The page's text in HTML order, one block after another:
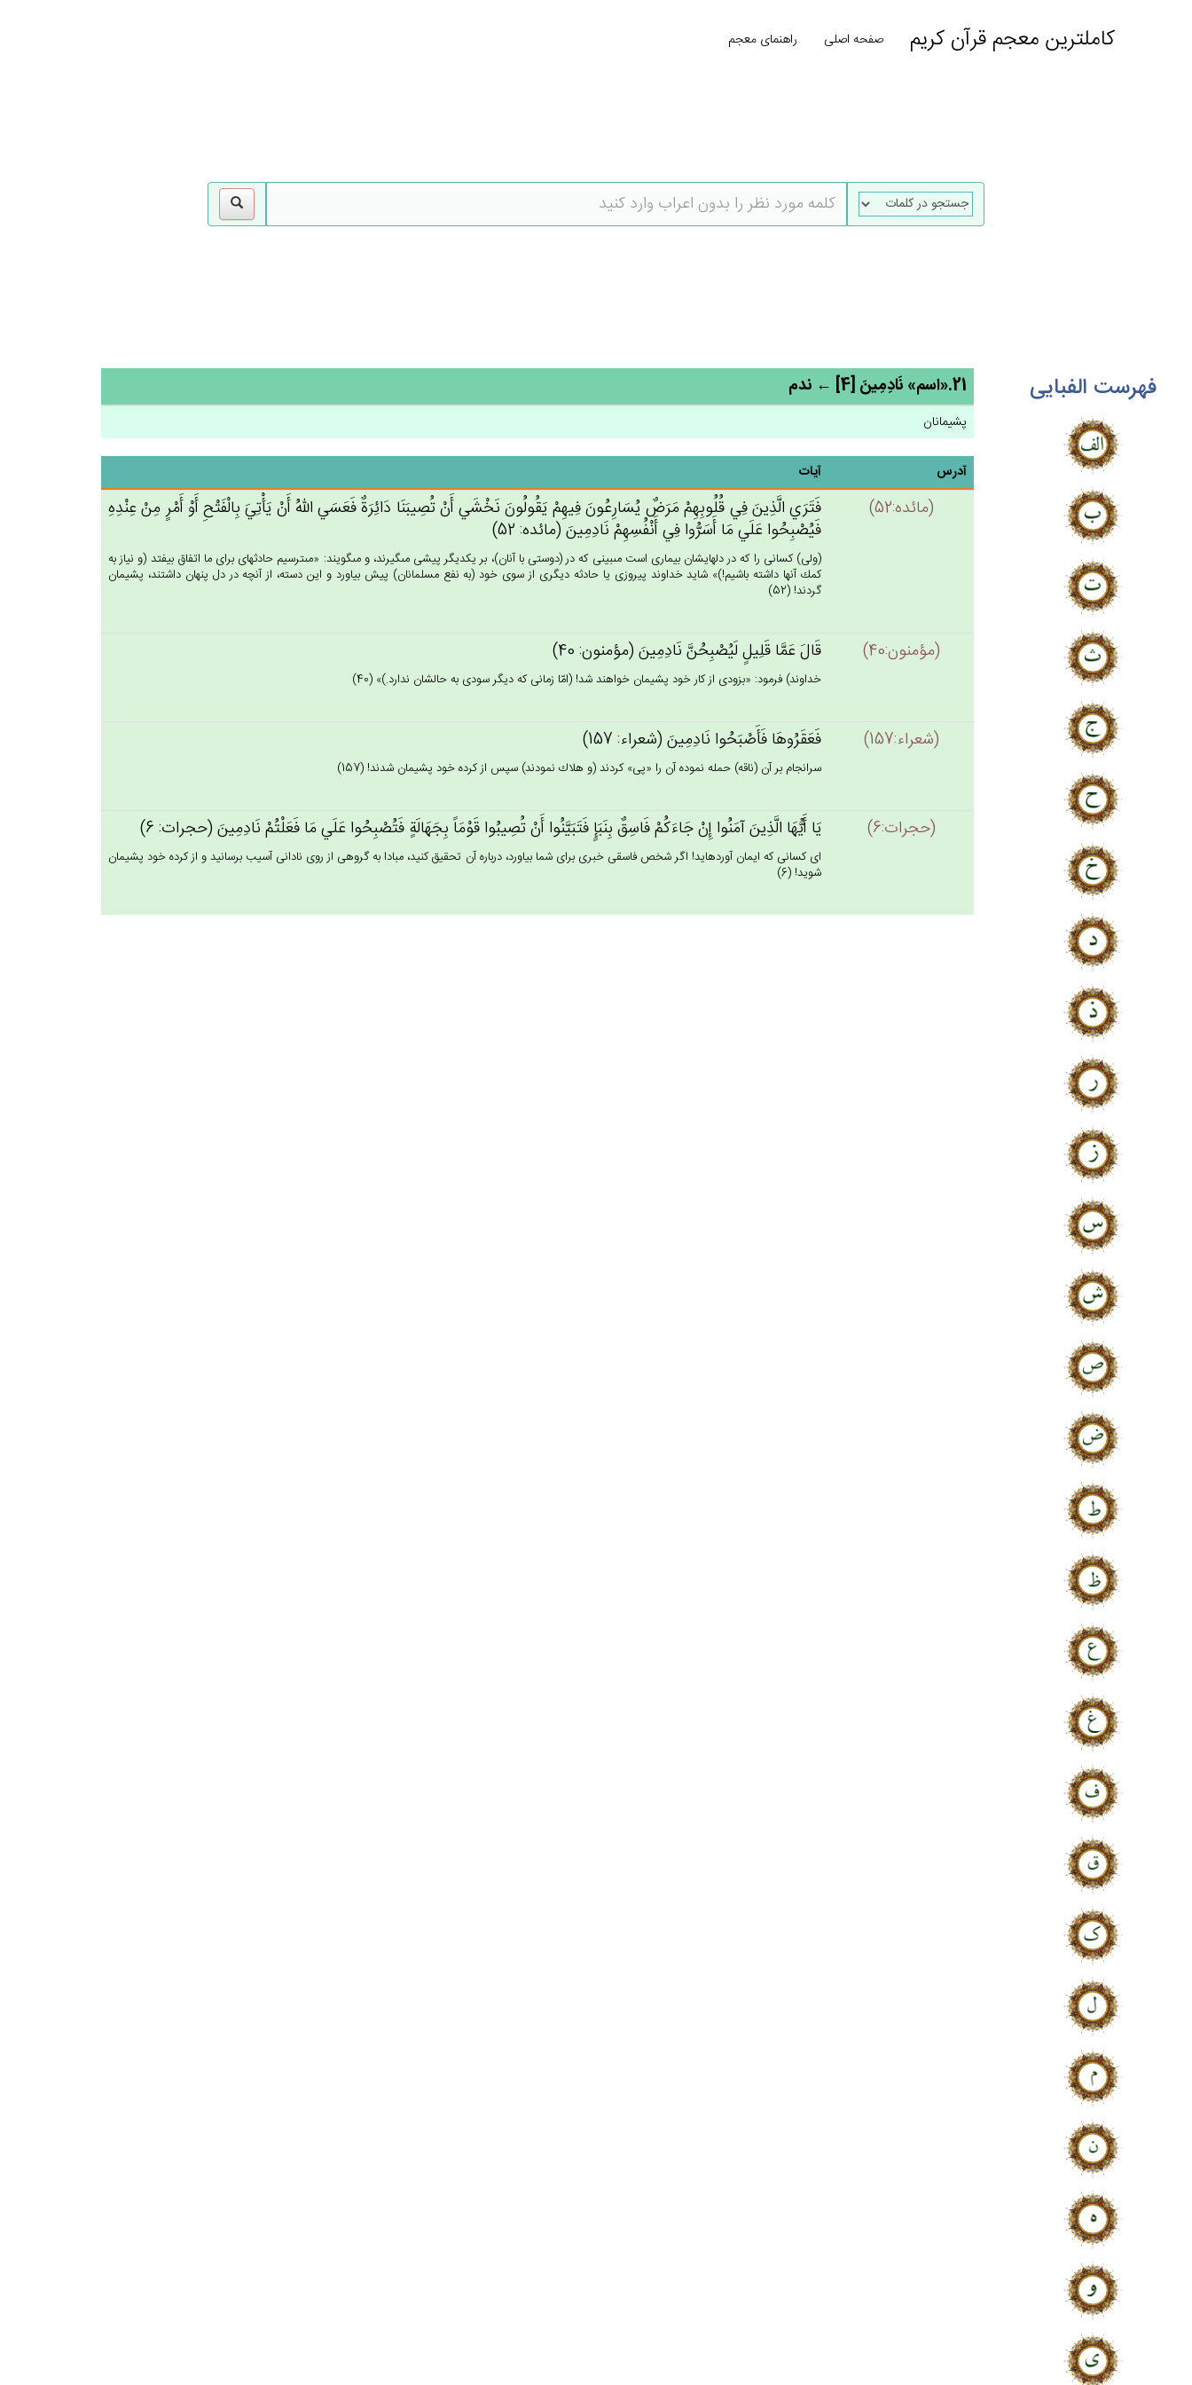
کاملترین معجم قرآن کریم صفحه اصلی راهنمای معجم
فهرست الفبایی 21.«اسم» نَادِمِين‌َ [4] ← ندم
پشیمانان
آدرس آیات
(مائده:52)
فَتَرَي‌ الَّذِين‌َ فِي‌ قُلُوبِهِمْ‌ مَرَض‌ٌ يُسَارِعُون‌َ فِيهِم‌ْ يَقُولُون‌َ نَخْشَي‌ أَنْ‌ تُصِيبَنَا دَائِرَة‌ٌ فَعَسَي‌ الله‌ُ أَنْ‌ يَأْتِي‌َ بِالْفَتْح‌ِ أَوْ أَمْرٍ مِن‌ْ عِنْدِه‌ِ
فَيُصْبِحُوا عَلَي‌ مَا أَسَرُّوا فِي‌ أَنْفُسِهِم‌ْ نَادِمِين‌َ (مائده: 52)
(ولى) كسانى را كه در دلهايشان بيمارى است مى‏بينى كه در (دوستى با آنان)، بر يكديگر پيشى مى‏گيرند، و مى‏گويند: «مى‏ترسيم حادثه‏اى براى ما اتفاق بيفتد (و نياز به
كمك آنها داشته باشيم!)» شايد خداوند پيروزى يا حادثه ديگرى از سوى خود (به نفع مسلمانان) پيش بياورد و اين دسته، از آنچه در دل پنهان داشتند، پشيمان
گردند! (52)
(مؤمنون:40) قَال‌َ عَمَّا قَلِيل‌ٍ لَيُصْبِحُن‌َّ نَادِمِين‌َ (مؤمنون: 40)
خداوند) فرمود: «بزودى از كار خود پشيمان خواهند شد! (امّا زمانى كه ديگر سودى به حالشان ندارد.)» (40)
(شعراء:157) فَعَقَرُوهَا فَأَصْبَحُوا نَادِمِين‌َ (شعراء: 157)
سرانجام بر آن (ناقه) حمله نموده آن را «پى» كردند (و هلاك نمودند) سپس از كرده خود پشيمان شدند! (157)
(حجرات:6) يَا أَيُّهَا الَّذِين‌َ آمَنُوا إِنْ‌ جَاءَكُم‌ْ فَاسِق‌ٌ بِنَبَإٍ فَتَبَيَّنُوا أَنْ‌ تُصِيبُوا قَوْمَاً بِجَهَالَة‌ٍ فَتُصْبِحُوا عَلَي‌ مَا فَعَلْتُم‌ْ نَادِمِين‌َ (حجرات: 6)
اى كسانى كه ايمان آورده‏ايد! اگر شخص فاسقى خبرى براى شما بياورد، درباره آن تحقيق كنيد، مبادا به گروهى از روى نادانى آسيب برسانيد و از كرده خود پشيمان
شويد! (6)